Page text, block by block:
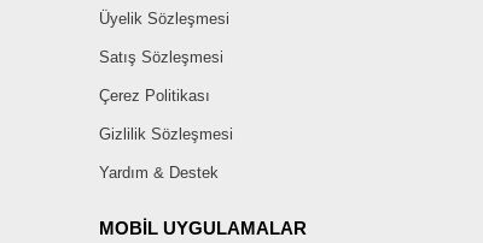
Üyelik Sözleşmesi
Satış Sözleşmesi
Çerez Politikası
Gizlilik Sözleşmesi
Yardım & Destek
MOBİL UYGULAMALAR